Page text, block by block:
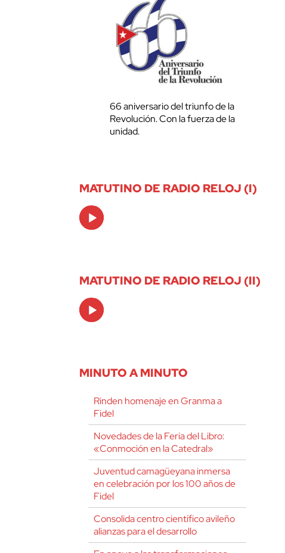
66 aniversario del triunfo de la
Revolución. Con la fuerza de la
unidad.
MATUTINO DE RADIO RELOJ (I)
Audio
Player
MATUTINO DE RADIO RELOJ (II)
Audio
Player
MINUTO A MINUTO
Rinden homenaje en Granma a
Fidel
Novedades de la Feria del Libro:
«Conmoción en la Catedral»
Juventud camagüeyana inmersa
en celebración por los 100 años de
Fidel
Consolida centro científico avileño
alianzas para el desarrollo